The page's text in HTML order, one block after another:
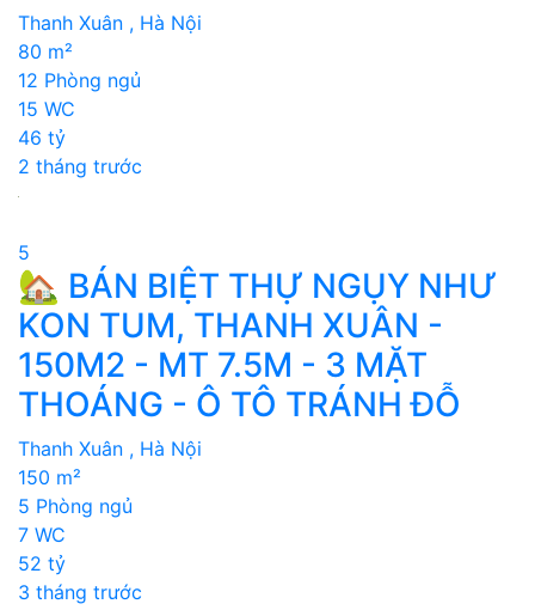
Thanh Xuân , Hà Nội
80 m²
12 Phòng ngủ
15 WC
46 tỷ
2 tháng trước
5
🏡 BÁN BIỆT THỰ NGỤY NHƯ
KON TUM, THANH XUÂN -
150M2 - MT 7.5M - 3 MẶT
THOÁNG - Ô TÔ TRÁNH ĐỖ
Thanh Xuân , Hà Nội
150 m²
5 Phòng ngủ
7 WC
52 tỷ
3 tháng trước